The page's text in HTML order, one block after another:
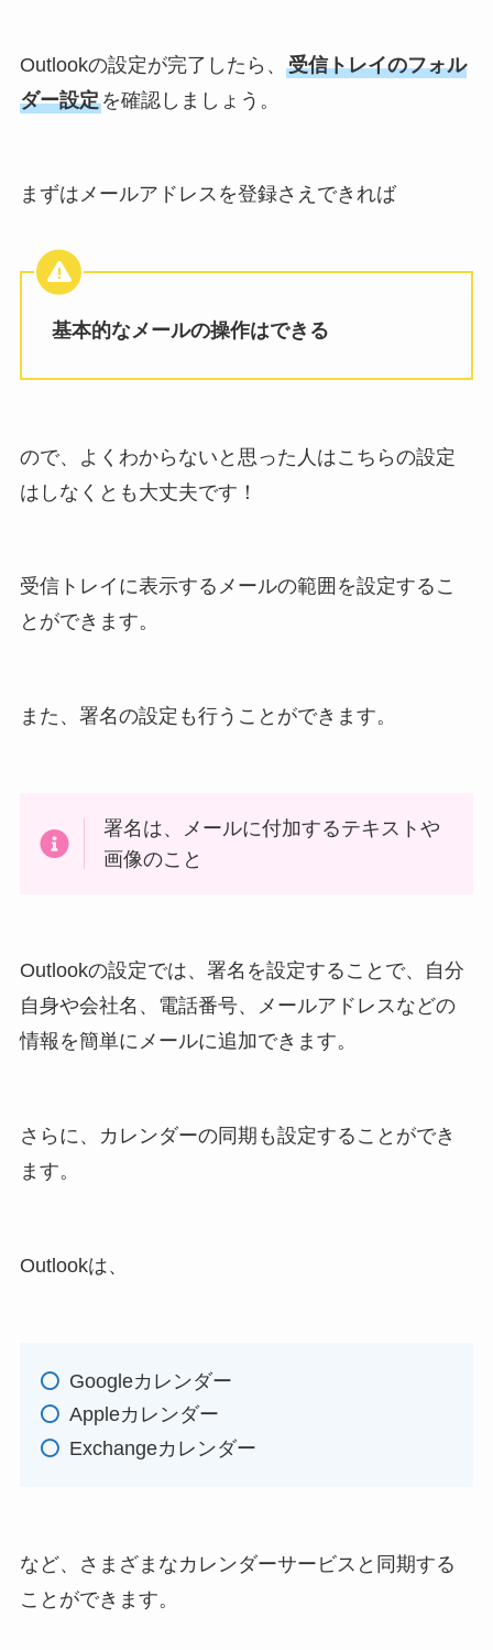
Outlookの設定が完了したら、 受信トレイのフォル
ダー設定を確認しましょう。
まずはメールアドレスを登録さえできれば
基本的なメールの操作はできる
ので、よくわからないと思った人はこちらの設定
はしなくとも大丈夫です！
受信トレイに表示するメールの範囲を設定するこ
とができます。
また、署名の設定も行うことができます。
署名は、メールに付加するテキストや
画像のこと
Outlookの設定では、署名を設定することで、自分
自身や会社名、電話番号、メールアドレスなどの
情報を簡単にメールに追加できます。
さらに、カレンダーの同期も設定することができ
ます。
Outlookは、
Googleカレンダー
Appleカレンダー
Exchangeカレンダー
など、さまざまなカレンダーサービスと同期する
ことができます。